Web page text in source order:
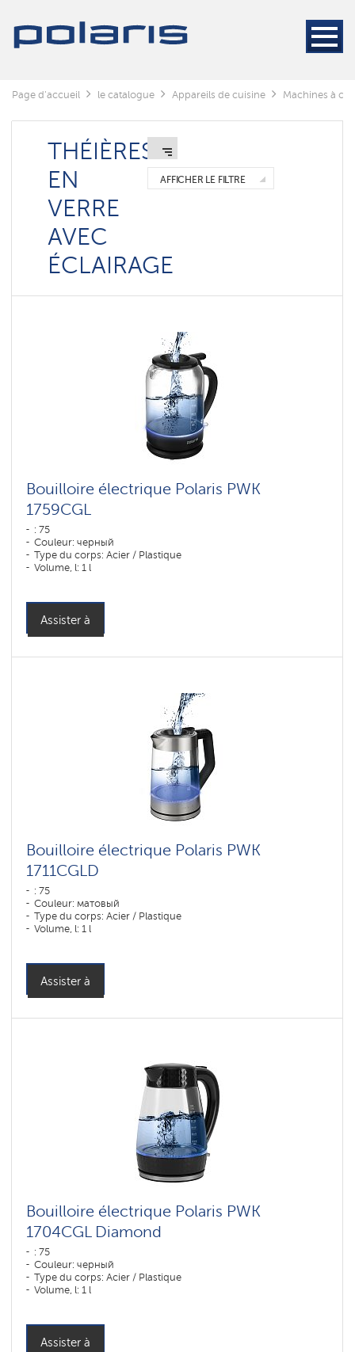
Page d'accueil le catalogue Appareils de cuisine Machines à
THÉIÈRES
EN
VERRE
AVEC
ÉCLAIRAGE
AFFICHER LE FILTRE
Bouilloire électrique Polaris PWK
1759CGL
: 75
Couleur: черный
Type du corps: Acier / Plastique
Volume, l: 1 l
Assister à
Bouilloire électrique Polaris PWK
1711CGLD
: 75
Couleur: матовый
Type du corps: Acier / Plastique
Volume, l: 1 l
Assister à
Bouilloire électrique Polaris PWK
1704CGL Diamond
: 75
Couleur: черный
Type du corps: Acier / Plastique
Volume, l: 1 l
Assister à
Кофемашины
Machines
Moulins
café
Bouilloires
céramique
Théières
PRO
COLLECTION